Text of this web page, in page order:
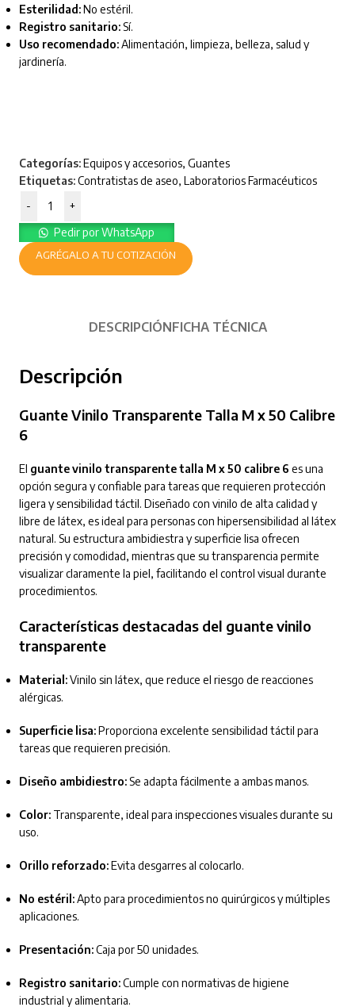
Esterilidad:No estéril.
Registro sanitario:Sí.
Uso recomendado:Alimentación, limpieza, belleza, salud y
jardinería.
Categorías:Equipos y accesorios, Guantes
Etiquetas:Contratistas de aseo, Laboratorios Farmacéuticos
-
+
Pedir por WhatsApp
AGRÉGALO A TU COTIZACIÓN
DESCRIPCIÓNFICHA TÉCNICA
Descripción
Guante Vinilo Transparente Talla M x 50 Calibre
6
El guante vinilo transparente talla M x 50 calibre 6 es una
opción segura y confiable para tareas que requieren protección
ligera y sensibilidad táctil. Diseñado con vinilo de alta calidad y
libre de látex, es ideal para personas con hipersensibilidad al látex
natural. Su estructura ambidiestra y superficie lisa ofrecen
precisión y comodidad, mientras que su transparencia permite
visualizar claramente la piel, facilitando el control visual durante
procedimientos.
Características destacadas del guante vinilo
transparente
Material:Vinilo sin látex, que reduce el riesgo de reacciones
alérgicas.
Superficie lisa:Proporciona excelente sensibilidad táctil para
tareas que requieren precisión.
Diseño ambidiestro:Se adapta fácilmente a ambas manos.
Color:Transparente, ideal para inspecciones visuales durante su
uso.
Orillo reforzado:Evita desgarres al colocarlo.
No estéril:Apto para procedimientos no quirúrgicos y múltiples
aplicaciones.
Presentación:Caja por 50 unidades.
Registro sanitario:Cumple con normativas de higiene
industrial y alimentaria.